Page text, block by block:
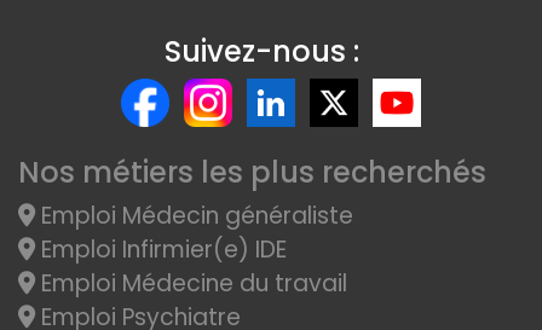
Suivez-nous :
Nos métiers les plus recherchés
Emploi Médecin généraliste
Emploi Infirmier(e) IDE
Emploi Médecine du travail
Emploi Psychiatre